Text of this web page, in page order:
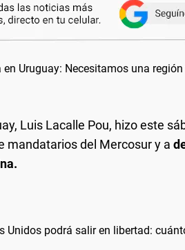
Luis Lacalle Pou, hizo este
mandatarios del Mercosur y a
Unidos podrá salir en libertad: